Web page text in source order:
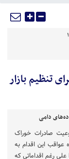
تنظیم بازار
صادرات خوراک
عواقب این اقدام به
رغم اقداماتی که